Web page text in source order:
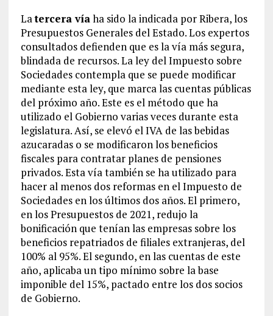
Latercera víaha sido la indicada por Ribera, los
Presupuestos Generales del Estado. Los expertos
consultados defienden que es la vía más segura,
blindada de recursos. La ley del Impuesto sobre
Sociedades contempla que se puede modificar
mediante esta ley, que marca las cuentas públicas
del próximo año. Este es el método que ha
utilizado el Gobierno varias veces durante esta
legislatura. Así, se elevó el IVA de las bebidas
azucaradas o se modificaron los beneficios
fiscales para contratar planes de pensiones
privados. Esta vía también se ha utilizado para
hacer al menos dos reformas en el Impuesto de
Sociedades en los últimos dos años. El primero,
en los Presupuestos de 2021, redujo la
bonificación que tenían las empresas sobre los
beneficios repatriados de filiales extranjeras, del
100% al 95%. El segundo, en las cuentas de este
año, aplicaba un tipo mínimo sobre la base
imponible del 15%, pactado entre los dos socios
de Gobierno.